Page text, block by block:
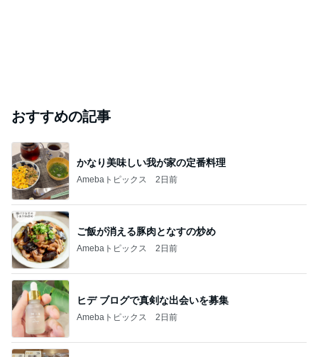
おすすめの記事
かなり美味しい我が家の定番料理
Amebaトピックス 2日前
ご飯が消える豚肉となすの炒め
Amebaトピックス 2日前
ヒデ ブログで真剣な出会いを募集
Amebaトピックス 2日前